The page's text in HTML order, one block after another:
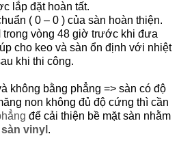
lắp đặt hoàn tất.
( 0 – 0 ) của sàn hoàn thiện.
trong vòng 48 giờ trước khi đưa
cho keo và sàn ổn định với nhiệt
khi thi công.
không bằng phẳng => sàn có độ
non không đủ độ cứng thì cần
để cải thiện bề mặt sàn nhằm
sàn vinyl .